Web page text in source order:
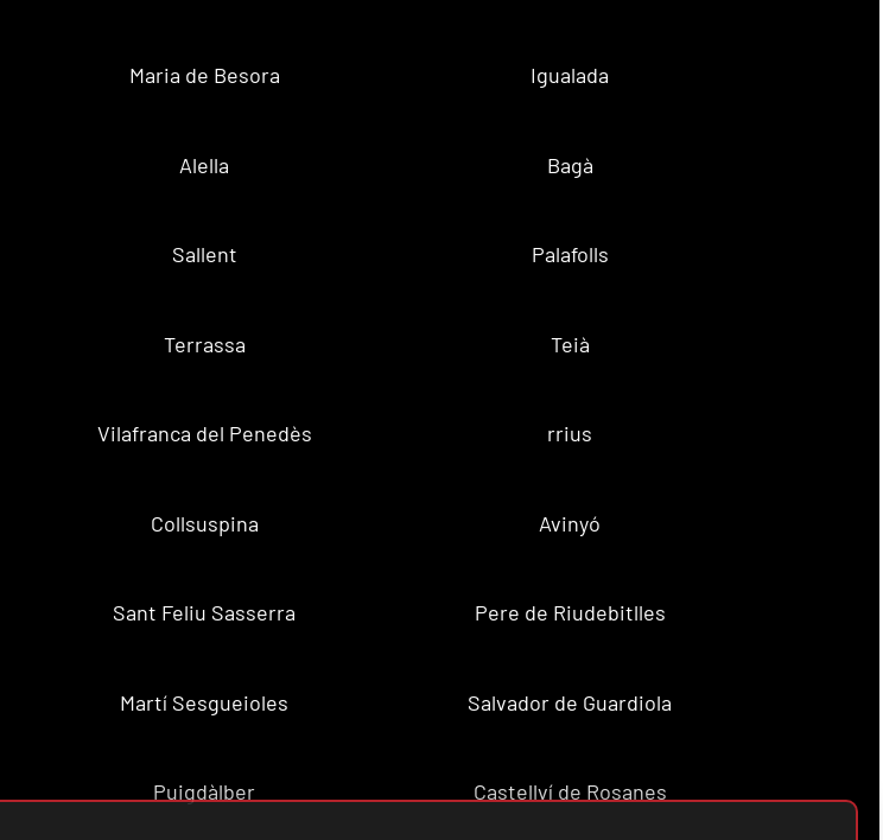
Maria de Besora Igualada
Alella Bagà
Sallent Palafolls
Terrassa Teià
Vilafranca del Penedès rrius
Collsuspina Avinyó
Sant Feliu Sasserra Pere de Riudebitlles
Martí Sesgueioles Salvador de Guardiola
Puigdàlber Castellví de Rosanes